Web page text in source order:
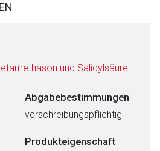
und Salicylsäure
Abgabebestimmungen
verschreibungspflichtig
Produkteigenschaft